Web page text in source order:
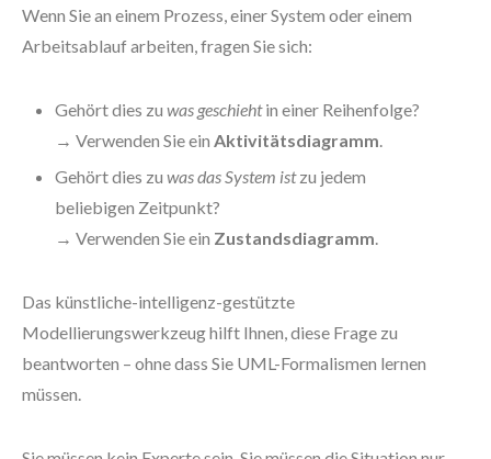
Wenn Sie an einem Prozess, einer System oder einem
Arbeitsablauf arbeiten, fragen Sie sich:
Gehört dies zu was geschiehtin einer Reihenfolge?
→ Verwenden Sie ein Aktivitätsdiagramm.
Gehört dies zu was das System istzu jedem
beliebigen Zeitpunkt?
→ Verwenden Sie ein Zustandsdiagramm.
Das künstliche-intelligenz-gestützte
Modellierungswerkzeug hilft Ihnen, diese Frage zu
beantworten – ohne dass Sie UML-Formalismen lernen
müssen.